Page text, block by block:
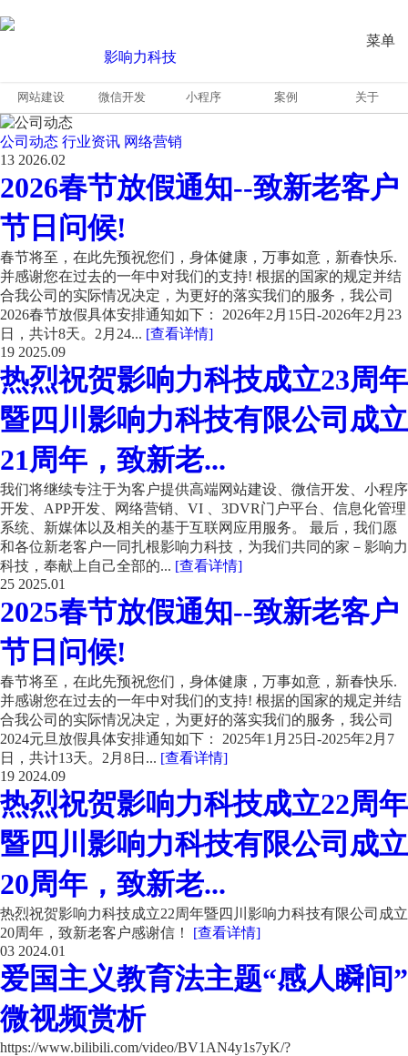
菜单
网站建设 微信开发 小程序 案例 关于
公司动态 行业资讯 网络营销
13 2026.02
2026春节放假通知--致新老客户
节日问候!
春节将至，在此先预祝您们，身体健康，万事如意，新春快乐.
并感谢您在过去的一年中对我们的支持! 根据的国家的规定并结
合我公司的实际情况决定，为更好的落实我们的服务，我公司
2026春节放假具体安排通知如下： 2026年2月15日-2026年2月23
日，共计8天。2月24... [查看详情]
19 2025.09
热烈祝贺影响力科技成立23周年
暨四川影响力科技有限公司成立
21周年，致新老...
我们将继续专注于为客户提供高端网站建设、微信开发、小程序
开发、APP开发、网络营销、VI 、3DVR门户平台、信息化管理
系统、新媒体以及相关的基于互联网应用服务。 最后，我们愿
和各位新老客户一同扎根影响力科技，为我们共同的家－影响力
科技，奉献上自己全部的... [查看详情]
25 2025.01
2025春节放假通知--致新老客户
节日问候!
春节将至，在此先预祝您们，身体健康，万事如意，新春快乐.
并感谢您在过去的一年中对我们的支持! 根据的国家的规定并结
合我公司的实际情况决定，为更好的落实我们的服务，我公司
2024元旦放假具体安排通知如下： 2025年1月25日-2025年2月7
日，共计13天。2月8日... [查看详情]
19 2024.09
热烈祝贺影响力科技成立22周年
暨四川影响力科技有限公司成立
20周年，致新老...
热烈祝贺影响力科技成立22周年暨四川影响力科技有限公司成立
20周年，致新老客户感谢信！ [查看详情]
03 2024.01
爱国主义教育法主题“感人瞬间”
微视频赏析
https://www.bilibili.com/video/BV1AN4y1s7yK/?